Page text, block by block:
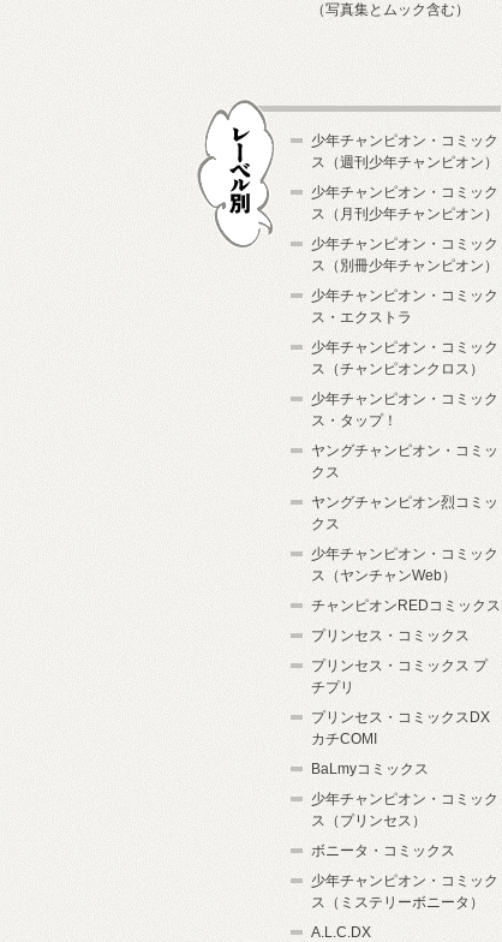
（写真集とムック含む）
少年チャンピオン・コミック
ス（週刊少年チャンピオン）
少年チャンピオン・コミック
ス（月刊少年チャンピオン）
少年チャンピオン・コミック
ス（別冊少年チャンピオン）
少年チャンピオン・コミック
ス・エクストラ
少年チャンピオン・コミック
ス（チャンピオンクロス）
少年チャンピオン・コミック
ス・タップ！
ヤングチャンピオン・コミッ
クス
ヤングチャンピオン烈コミッ
クス
少年チャンピオン・コミック
ス（ヤンチャンWeb）
チャンピオンREDコミックス
プリンセス・コミックス
プリンセス・コミックス プ
チプリ
プリンセス・コミックスDX
カチCOMI
BaLmyコミックス
少年チャンピオン・コミック
ス（プリンセス）
ボニータ・コミックス
少年チャンピオン・コミック
ス（ミステリーボニータ）
A.L.C.DX